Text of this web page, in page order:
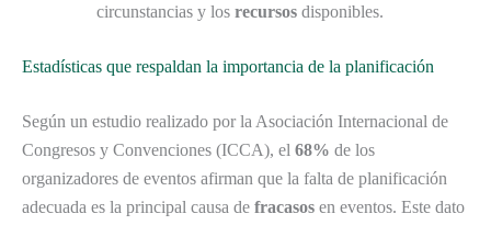
circunstancias y los recursos disponibles.
Estadísticas que respaldan la importancia de la planificación
Según un estudio realizado por la Asociación Internacional de
Congresos y Convenciones (ICCA), el 68% de los
organizadores de eventos afirman que la falta de planificación
adecuada es la principal causa de fracasos en eventos. Este dato